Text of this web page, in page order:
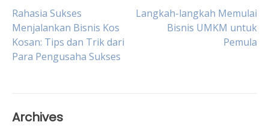
Post
navigation
Rahasia Sukses
Menjalankan Bisnis Kos
Kosan: Tips dan Trik dari
Para Pengusaha Sukses
Langkah-langkah Memulai
Bisnis UMKM untuk
Pemula
Archives